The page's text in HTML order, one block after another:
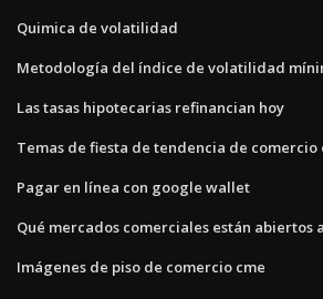
Quimica de volatilidad
Metodología del índice de volatilidad
Las tasas hipotecarias refinancian hoy
Temas de fiesta de tendencia de
Pagar en línea con google wallet
Qué mercados comerciales están abiertos
Imágenes de piso de comercio cme